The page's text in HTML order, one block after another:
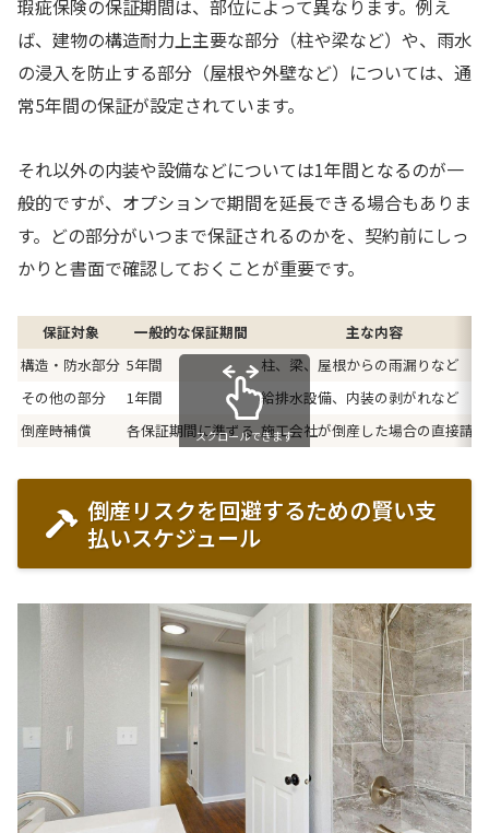
瑕疵保険の保証期間は、部位によって異なります。例え
ば、建物の構造耐力上主要な部分（柱や梁など）や、雨水
の浸入を防止する部分（屋根や外壁など）については、通
常5年間の保証が設定されています。
それ以外の内装や設備などについては1年間となるのが一
般的ですが、オプションで期間を延長できる場合もありま
す。どの部分がいつまで保証されるのかを、契約前にしっ
かりと書面で確認しておくことが重要です。
保証対象 一般的な保証期間
主な内容
構造・防水部分 5年間
柱、梁、屋根からの雨漏りなど
その他の部分
1年間
給排水設備、内装の剥がれなど
倒産時補償
各保証期間に準ずる 施工会社が倒産した場合の直接請求
スクロールできます
倒産リスクを回避するための賢い支
払いスケジュール